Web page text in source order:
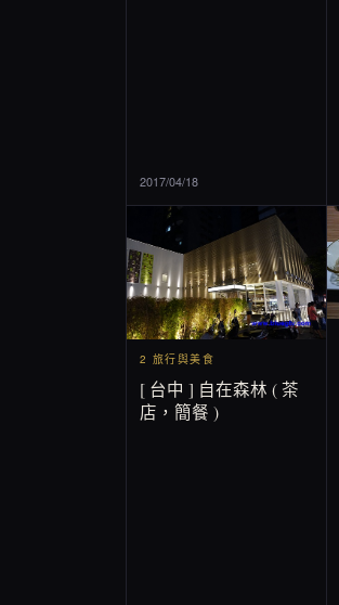
2017/04/18
2 旅行與美食
[ 台中 ] 自在森林 ( 茶
店，簡餐 )